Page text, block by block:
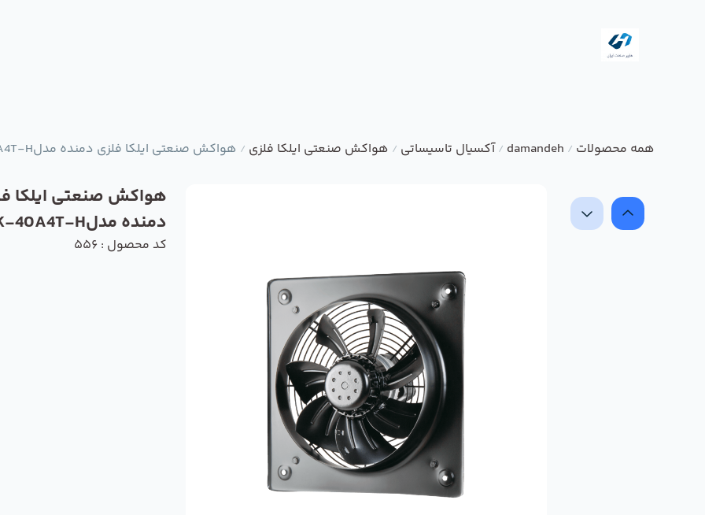
همه محصولات /
damandeh
/ آکسیال تاسیساتی / هواکش صنعتی ایلکا فلزی / هواکش صنعتی ایلکا فلزی دمنده مدلVIK-40A4T-H
هواکش صنعتی ایلکا
دمنده مدلVIK-40A4T-H
کد محصول : 556